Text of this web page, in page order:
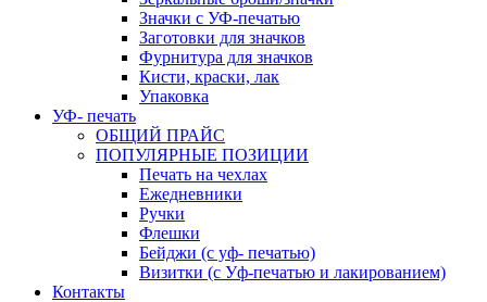
Значки с УФ-печатью
Заготовки для значков
Фурнитура для значков
Кисти, краски, лак
Упаковка
УФ- печать
ОБЩИЙ ПРАЙС
ПОПУЛЯРНЫЕ ПОЗИЦИИ
Печать на чехлах
Ежедневники
Ручки
Флешки
Бейджи (с уф- печатью)
Визитки (с Уф-печатью и лакированием)
Контакты